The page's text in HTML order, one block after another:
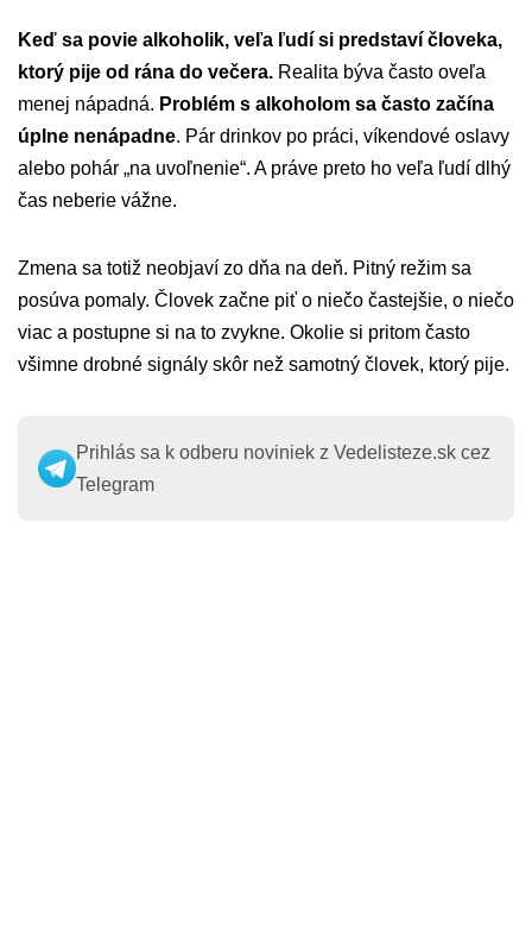
Keď sa povie alkoholik, veľa ľudí si predstaví človeka,
ktorý pije od rána do večera. Realita býva často oveľa
menej nápadná. Problém s alkoholom sa často začína
úplne nenápadne. Pár drinkov po práci, víkendové oslavy
alebo pohár „na uvoľnenie“. A práve preto ho veľa ľudí dlhý
čas neberie vážne.
Zmena sa totiž neobjaví zo dňa na deň. Pitný režim sa
posúva pomaly. Človek začne piť o niečo častejšie, o niečo
viac a postupne si na to zvykne. Okolie si pritom často
všimne drobné signály skôr než samotný človek, ktorý pije.
Prihlás sa k odberu noviniek z Vedelisteze.sk cez
Telegram